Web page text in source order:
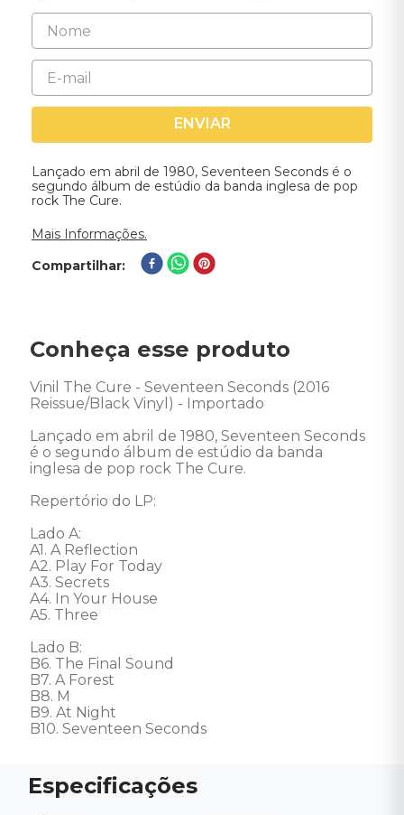
ENVIAR
Lançado em abril de 1980, Seventeen Seconds é o
segundo álbum de estúdio da banda inglesa de pop
rock The Cure.
Mais Informações.
Compartilhar
Conheça esse produto
Vinil The Cure - Seventeen Seconds (2016
Reissue/Black Vinyl) - Importado
Lançado em abril de 1980, Seventeen Seconds
é o segundo álbum de estúdio da banda
inglesa de pop rock The Cure.
Repertório do LP:
Lado A:
A1. A Reflection
A2. Play For Today
A3. Secrets
A4. In Your House
A5. Three
Lado B:
B6. The Final Sound
B7. A Forest
B8. M
B9. At Night
B10. Seventeen Seconds